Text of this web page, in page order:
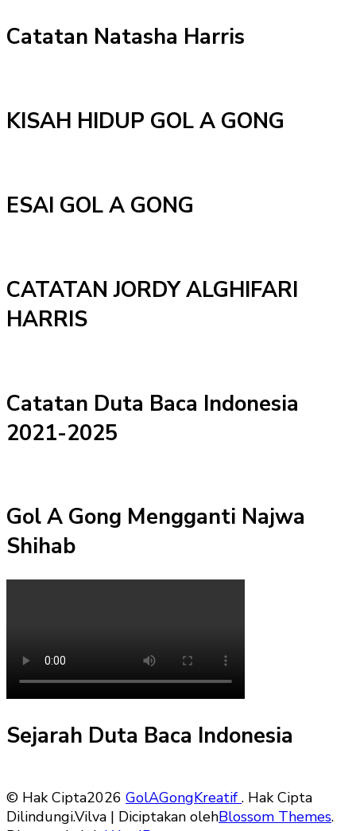
Catatan Natasha Harris
KISAH HIDUP GOL A GONG
ESAI GOL A GONG
CATATAN JORDY ALGHIFARI
HARRIS
Catatan Duta Baca Indonesia
2021-2025
Gol A Gong Mengganti Najwa
Shihab
Sejarah Duta Baca Indonesia
© Hak Cipta2026 GolAGongKreatif . Hak Cipta
Dilindungi.Vilva | Diciptakan olehBlossom Themes.